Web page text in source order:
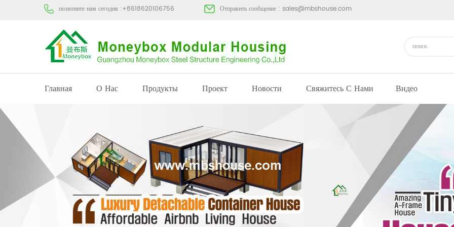
позвоните нам сегодня :+8618620106756 Отправить сообщение : sales@mbshouse.com
Главная О Нас Продукты Проект Новости Свяжитесь С Нами Видео